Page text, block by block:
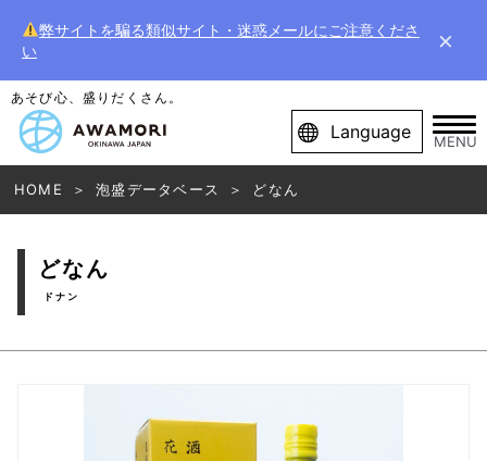
弊サイトを騙る類似サイト・迷惑メールにご注意くださ
い
×
あそび心、盛りだくさん。
Language MENU
HOME 泡盛データベース どなん
どなん
ドナン